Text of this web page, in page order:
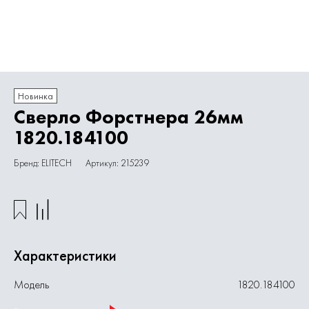
Новинка
Сверло Форстнера 26мм
1820.184100
Бренд: ELITECH Артикул: 215239
Характеристики
Модель 1820.184100